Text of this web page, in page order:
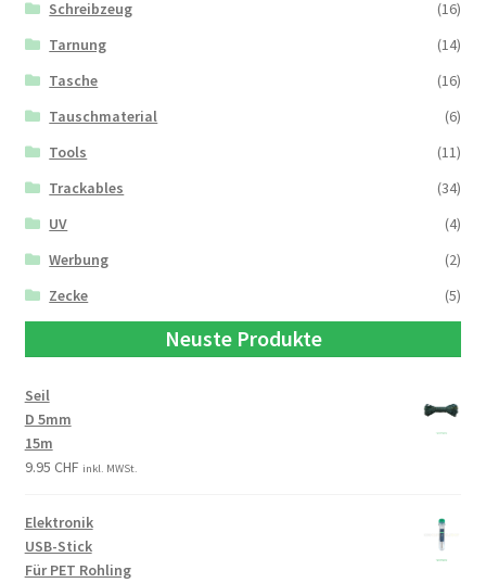
Schreibzeug
(16)
Tarnung
(14)
Tasche
(16)
Tauschmaterial
(6)
Tools
(11)
Trackables
(34)
UV
(4)
Werbung
(2)
Zecke
(5)
Neuste Produkte
Seil
D 5mm
15m
9.95 CHF inkl. MWSt.
Elektronik
USB-Stick
Für PET Rohling